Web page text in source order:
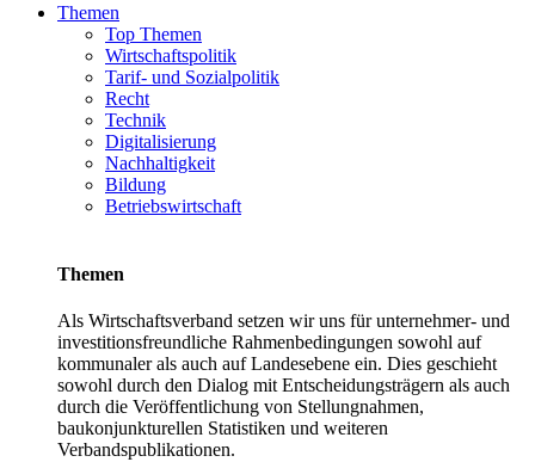
Themen
Top Themen
Wirtschaftspolitik
Tarif- und Sozialpolitik
Recht
Technik
Digitalisierung
Nachhaltigkeit
Bildung
Betriebswirtschaft
Themen
Als Wirtschaftsverband setzen wir uns für unternehmer- und
investitionsfreundliche Rahmenbedingungen sowohl auf
kommunaler als auch auf Landesebene ein. Dies geschieht
sowohl durch den Dialog mit Entscheidungsträgern als auch
durch die Veröffentlichung von Stellungnahmen,
baukonjunkturellen Statistiken und weiteren
Verbandspublikationen.